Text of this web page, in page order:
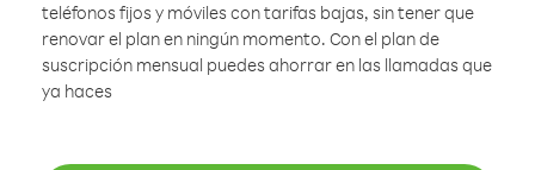
teléfonos fijos y móviles con tarifas bajas, sin tener que
renovar el plan en ningún momento. Con el plan de
suscripción mensual puedes ahorrar en las llamadas que
ya haces